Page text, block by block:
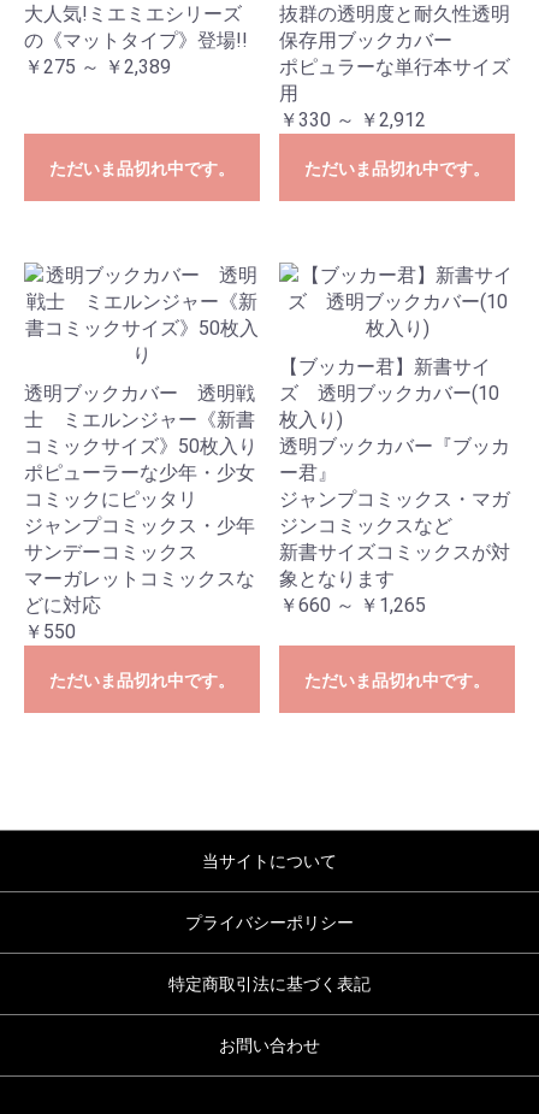
大人気!ミエミエシリーズ
の《マットタイプ》登場!!
￥275 ～ ￥2,389
ただいま品切れ中です。
抜群の透明度と耐久性透明
保存用ブックカバー
ポピュラーな単行本サイズ
用
￥330 ～ ￥2,912
ただいま品切れ中です。
透明ブックカバー 透明戦
士 ミエルンジャー《新書
コミックサイズ》50枚入り
ポピューラーな少年・少女
コミックにピッタリ
ジャンプコミックス・少年
サンデーコミックス
マーガレットコミックスな
どに対応
￥550
ただいま品切れ中です。
【ブッカー君】新書サイ
ズ 透明ブックカバー(10
枚入り)
透明ブックカバー『ブッカ
ー君』
ジャンプコミックス・マガ
ジンコミックスなど
新書サイズコミックスが対
象となります
￥660 ～ ￥1,265
ただいま品切れ中です。
当サイトについて
プライバシーポリシー
特定商取引法に基づく表記
お問い合わせ